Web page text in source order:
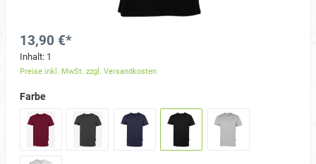
13,90 €*
Inhalt: 1
Preise inkl. MwSt. zzgl. Versandkosten
Farbe